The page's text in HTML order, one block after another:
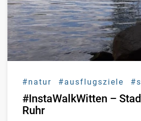
#natur #ausflugsziele
#InstaWalkWitten –
Ruhr